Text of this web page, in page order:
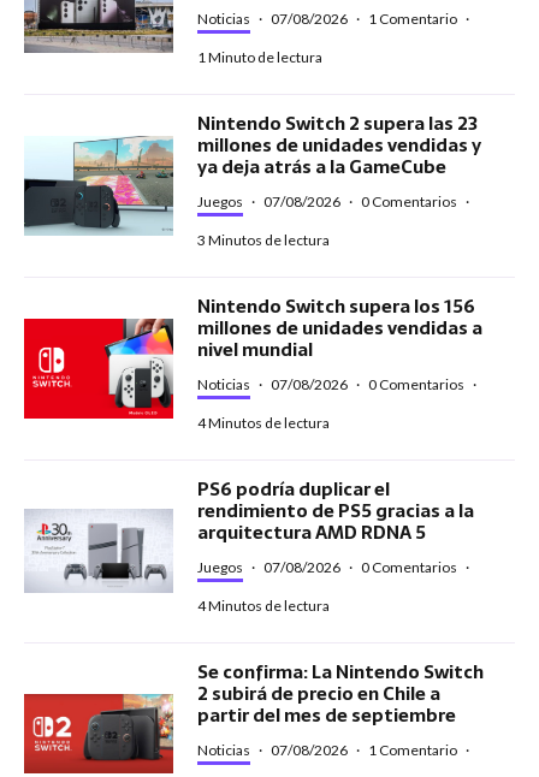
Noticias · 07/08/2026 · 1 Comentario ·
1 Minuto de lectura
Nintendo Switch 2 supera las 23
millones de unidades vendidas y
ya deja atrás a la GameCube
Juegos · 07/08/2026 · 0 Comentarios ·
3 Minutos de lectura
Nintendo Switch supera los 156
millones de unidades vendidas a
nivel mundial
Noticias · 07/08/2026 · 0 Comentarios ·
4 Minutos de lectura
PS6 podría duplicar el
rendimiento de PS5 gracias a la
arquitectura AMD RDNA 5
Juegos · 07/08/2026 · 0 Comentarios ·
4 Minutos de lectura
Se confirma: La Nintendo Switch
2 subirá de precio en Chile a
partir del mes de septiembre
Noticias · 07/08/2026 · 1 Comentario ·